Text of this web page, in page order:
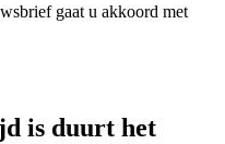
gaat u akkoord met
is duurt het